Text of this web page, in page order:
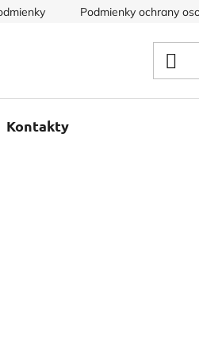
Podmienky ochrany
Kontakty